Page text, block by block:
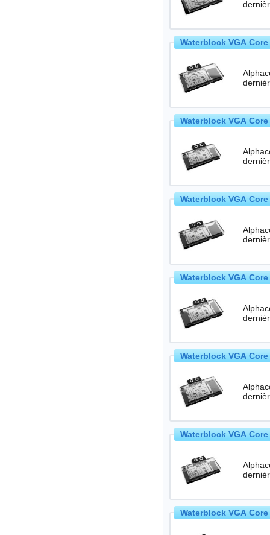
Waterblock VGA
Waterblock VGA
Waterblock VGA
Waterblock VGA
Waterblock VGA
Waterblock VGA
Waterblock VGA